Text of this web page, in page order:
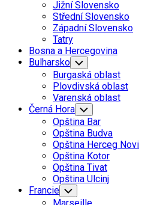
ParentPage:
Jižní Slovensko
Střední Slovensko
Západní Slovensko
Tatry
Bosna a Hercegovina
Bulharsko Toggle
Child
Menu
Burgaská oblast
Plovdivská oblast
Varenská oblast
Černá Hora Toggle
Child
Menu
Opština Bar
Opština Budva
Opština Herceg Novi
Opština Kotor
Opština Tivat
Opština Ulcinj
Francie Toggle
Child